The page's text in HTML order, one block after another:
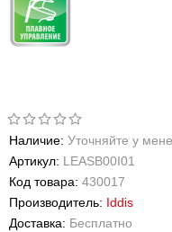
Наличие: Уточняйте у
Артикул: LEASB00I01
Код товара: 430017
Производитель: Iddis
Доставка: Бесплатно